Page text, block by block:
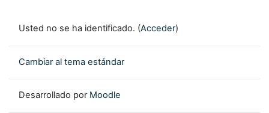
Usted no se ha identificado. (Acceder)
Cambiar al tema estándar
Desarrollado por Moodle